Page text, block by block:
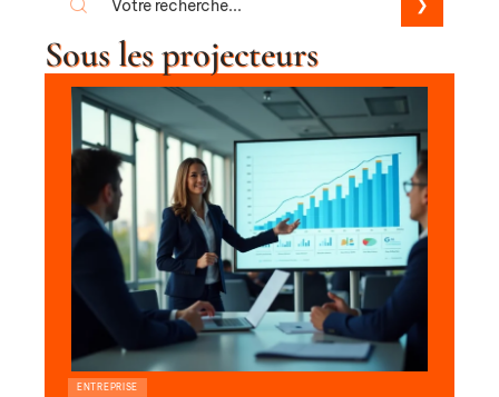
Sous les projecteurs
ENTREPRISE